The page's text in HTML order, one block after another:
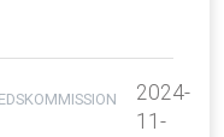
2024-
11-